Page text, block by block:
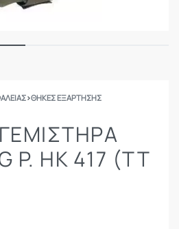
›ΘΉΚΕΣ ΕΞΆΡΤΗΣΗΣ
P. HK 417 (TT